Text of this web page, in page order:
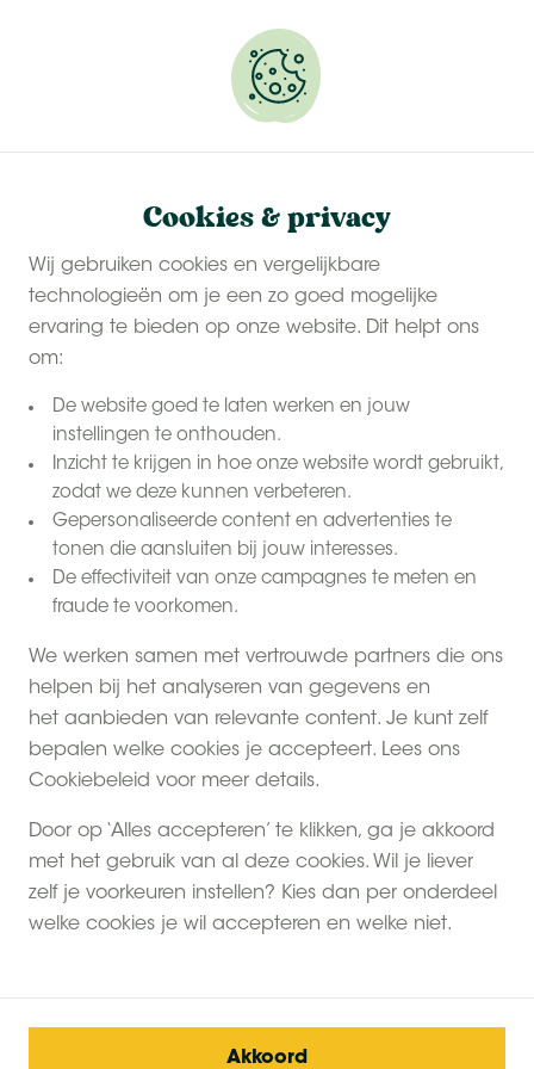
Cookies & privacy
Wij gebruiken cookies en vergelijkbare
technologieën om je een zo goed mogelijke
ervaring te bieden op onze website. Dit helpt ons
om:
De website goed te laten werken en jouw
instellingen te onthouden.
Inzicht te krijgen in hoe onze website wordt gebruikt,
zodat we deze kunnen verbeteren.
Gepersonaliseerde content en advertenties te
tonen die aansluiten bij jouw interesses.
De effectiviteit van onze campagnes te meten en
fraude te voorkomen.
We werken samen met vertrouwde partners die ons
helpen bij het analyseren van gegevens en
het aanbieden van relevante content. Je kunt zelf
bepalen welke cookies je accepteert. Lees ons
Cookiebeleid voor meer details.
Door op ‘Alles accepteren’ te klikken, ga je akkoord
met het gebruik van al deze cookies. Wil je liever
zelf je voorkeuren instellen? Kies dan per onderdeel
welke cookies je wil accepteren en welke niet.
Akkoord
Reserveer snel jouw plekje.